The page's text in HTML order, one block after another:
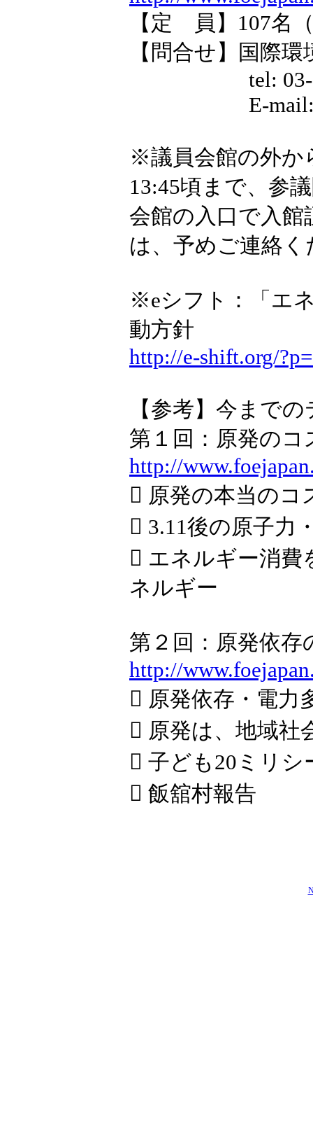
【定 員】107名
【問合せ】国際環
tel: 03-6907-
E-
※議員会館の外か
13:45頃まで、参
会館の入口で入
は、予めご連絡く
※eシフト：「エ
動方針
http://e-shift.org/
【参考】今まで
第１回：原発の
http://
 原発の本当のコ
 3.11後の原子力
 エネルギー消費
ネルギー
第２回：原発依
http://
 原発依存・電力
 原発は、地域社
 子ども20ミリ
 飯舘村報告